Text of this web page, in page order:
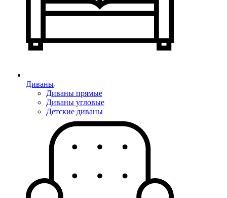
Диваны
Диваны прямые
Диваны угловые
Детские диваны